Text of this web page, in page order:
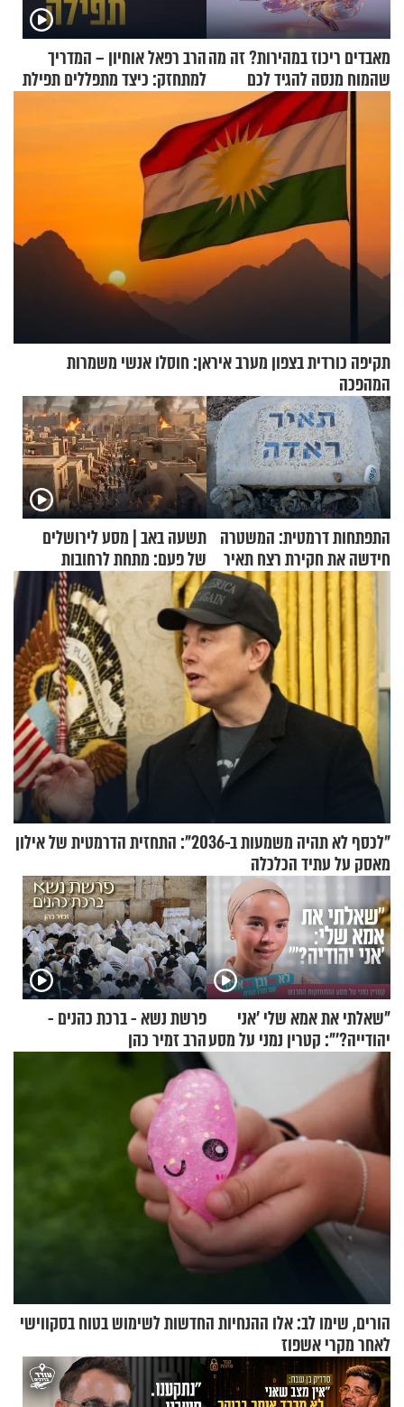
מאבדים ריכוז במהירות? זה מה
שהמוח מנסה להגיד לכם
הרב רפאל אוחיון – המדריך
למתחזק: כיצד מתפללים תפילת
תקיפה כורדית בצפון מערב איראן: חוסלו אנשי משמרות
המהפכה
התפתחות דרמטית: המשטרה
חידשה את חקירת רצח תאיר
ראדה
תשעה באב | מסע לירושלים
של פעם: מתחת לרחובות
ירושלים
"לכסף לא תהיה משמעות ב-2036": התחזית הדרמטית של אילון
מאסק על עתיד הכלכלה
"שאלתי את אמא שלי 'אני
יהודייה?'": קטרין נמני על מסע
ההתחזקות המרגש
פרשת נשא - ברכת כהנים -
הרב זמיר כהן
הורים, שימו לב: אלו ההנחיות החדשות לשימוש בטוח בסקווישי
לאחר מקרי אשפוז